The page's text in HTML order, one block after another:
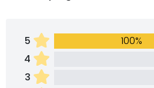
5 100%
4
3